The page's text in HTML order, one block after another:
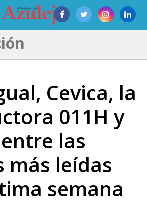
Cevica, la
011H y
las
más leídas
semana